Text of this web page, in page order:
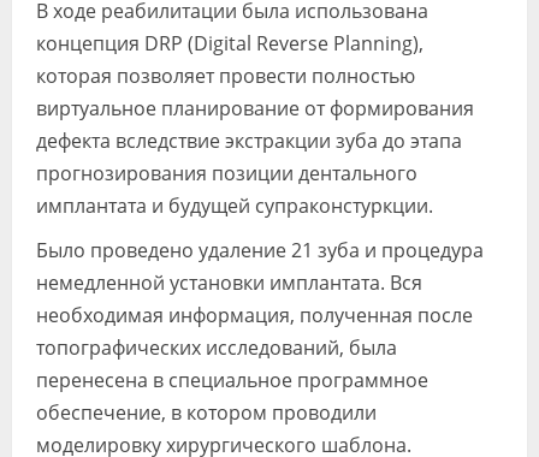
В ходе реабилитации была использована
концепция DRP (Digital Reverse Planning),
которая позволяет провести полностью
виртуальное планирование от формирования
дефекта вследствие экстракции зуба до этапа
прогнозирования позиции дентального
имплантата и будущей супраконстуркции.
Было проведено удаление 21 зуба и процедура
немедленной установки имплантата. Вся
необходимая информация, полученная после
топографических исследований, была
перенесена в специальное программное
обеспечение, в котором проводили
моделировку хирургического шаблона.